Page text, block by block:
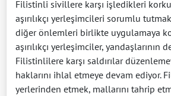
Filistinli sivillere karşı işledikleri
aşırılıkçı yerleşimcileri sorumlu
diğer önlemleri birlikte uygulamaya
aşırılıkçı yerleşimciler, yandaşlarının
Filistinlilere karşı saldırılar
haklarını ihlal etmeye devam ediyor.
yerlerinden etmek, mallarını tahrip